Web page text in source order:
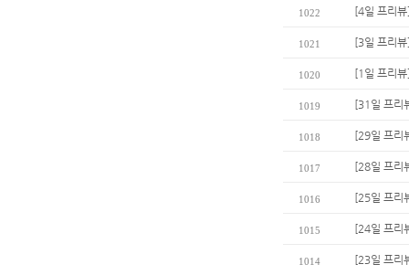
1022 [4일 프리
1021 [3일 프리뷰
1020 [1일 프리
1019 [31일 프리
1018 [29일 프리
1017 [28일 프리
1016 [25일 프리
1015 [24일 프리
1014 [23일 프리